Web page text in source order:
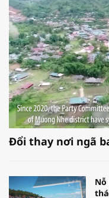
Đổi thay nơi ngã